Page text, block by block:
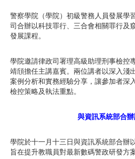
警察學院（學院）初級警務人員發展學
司合辦以科技罪行、三合會相關罪行及
發展課程。
學院邀請律政司署理高級助理刑事檢控
靖頎擔任主講嘉賓。兩位講者以深入淺
案例分析和實務經驗分享，讓參加者深
檢控策略及執法重點。
與資訊系統部合
學院於十一月十三日與資訊系統部合辦
旨在提升教職員對最新數碼警政研發方